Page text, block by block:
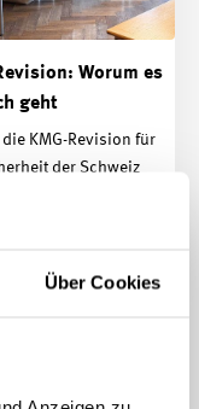
Über Cookies
Worum es
geht
KMG-Revision für
der Schweiz